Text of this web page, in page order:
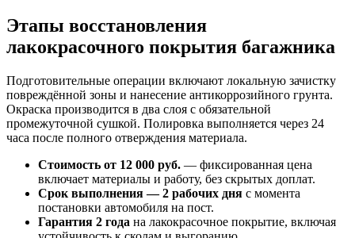
Этапы восстановления
лакокрасочного покрытия багажника
Подготовительные операции включают локальную зачистку
повреждённой зоны и нанесение антикоррозийного грунта.
Окраска производится в два слоя с обязательной
промежуточной сушкой. Полировка выполняется через 24
часа после полного отверждения материала.
Стоимость от 12 000 руб. — фиксированная цена
включает материалы и работу, без скрытых доплат.
Срок выполнения — 2 рабочих дня с момента
постановки автомобиля на пост.
Гарантия 2 года на лакокрасочное покрытие, включая